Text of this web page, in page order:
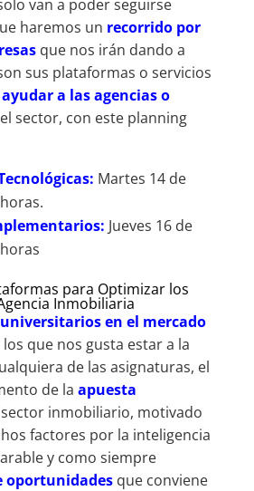
van a poder seguirse
haremos un recorrido por
que nos irán dando a
sus plataformas o servicios
a las agencias o
sector, con este planning
Martes 14 de
Jueves 16 de
para Optimizar los
Inmobiliaria
en el mercado
que nos gusta estar a la
de las asignaturas, el
de la apuesta
inmobiliario, motivado
factores por la inteligencia
y como siempre
oportunidades que conviene